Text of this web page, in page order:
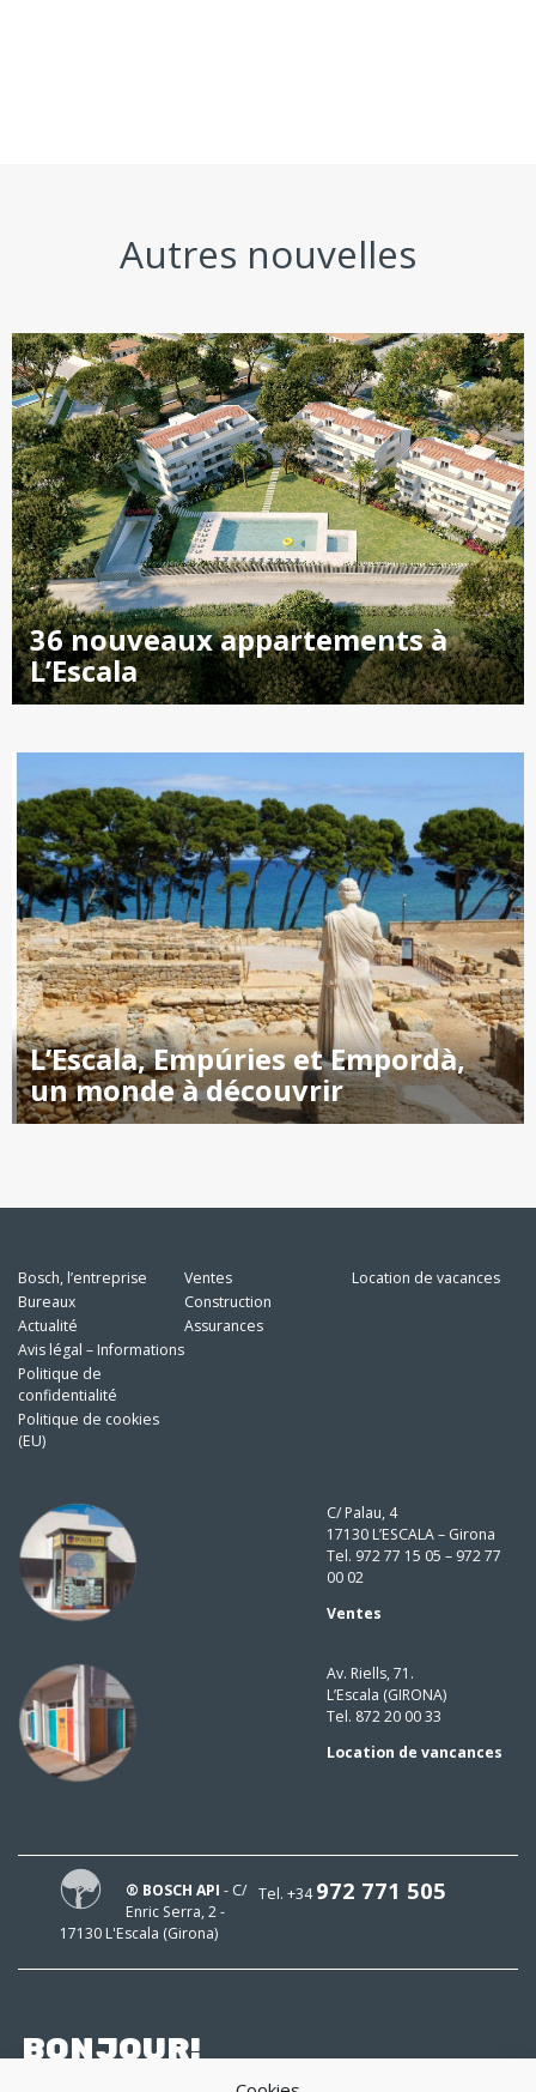
Autres nouvelles
36 nouveaux appartements à
L’Escala
L’Escala, Empúries et Empordà,
un monde à découvrir
Bosch, l’entreprise
Bureaux
Actualité
Avis légal – Informations
Politique de
confidentialité
Politique de cookies
(EU)
Ventes
Construction
Assurances
Location de vacances
C/ Palau, 4
17130 L’ESCALA – Girona
Tel. 972 77 15 05 – 972 77
00 02
Ventes
Av. Riells, 71.
L’Escala (GIRONA)
Tel. 872 20 00 33
Location de vancances
Tel. +34972 771 505
® BOSCH API - C/
Enric Serra, 2 -
17130 L'Escala (Girona)
BONJOUR!